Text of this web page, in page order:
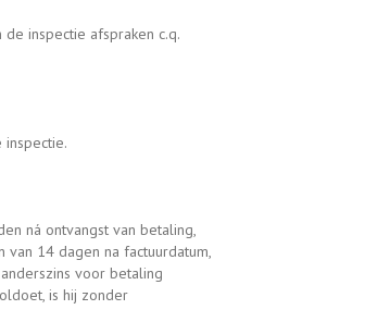
inspectie afspraken c.q.
ná ontvangst van betaling,
14 dagen na factuurdatum,
voor betaling
is hij zonder